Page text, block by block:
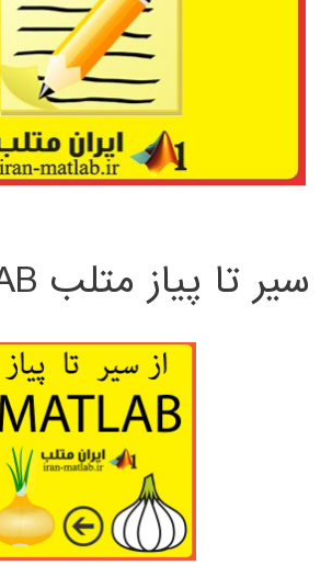
سیر تا پیاز متلب MATLAB